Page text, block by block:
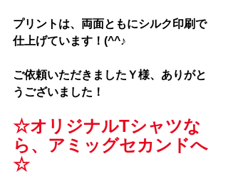
プリントは、両面ともにシルク印刷で
仕上げています！(^^♪
ご依頼いただきましたＹ様、ありがと
うございました！
☆オリジナルTシャツな
ら、アミッグセカンドへ
☆